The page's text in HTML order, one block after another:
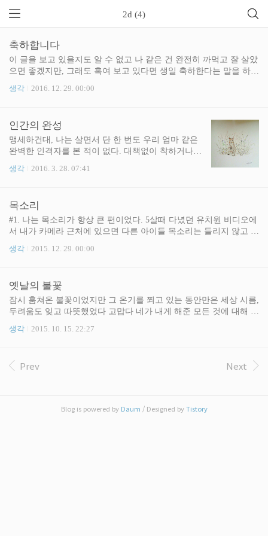
2d (4)
축하합니다
이 글을 보고 있을지도 알 수 없고 나 같은 건 완전히 까먹고 잘 살았
으면 좋겠지만, 그래도 혹여 보고 있다면 생일 축하한다는 말을 하고
럼 거지 발싸개 같은 놈한테 걸려서 맘 아플 일은 없었는지 항상 걱
글을 볼지 모르는 당신도 잘 견뎌내길. 건강하길.
생각 2016. 12. 29. 00:00
인간의 완성
맹세하건대, 나는 살면서 단 한 번도 우리 엄마 같은
완벽한 인격자를 본 적이 없다. 대책없이 착하거나
돌아가면서도 만인에게 사랑받을 수 밖에 없는 사람
다못해 동네 개마저도 엄마를 보면 삼시세끼 밥 챙겨
주는 주인을 버리고 달려오기 일쑤다. 엄마에게서 뿜
어져 나오는 사랑의 힘을 다들 피부로 느끼고 있기
말을 자주 떠올린다. 맞다. 우리 엄마는 옳은 방향으
로는 이젠 뭔가 마음이 전혀 움직이질 않는다는 이야
기를 했..
생각 2016. 3. 28. 07:41
목소리
#1. 나는 목소리가 항상 큰 편이었다. 5살때 다녔던 유치원 비디오에
서 내가 카메라 근처에 있으면 다른 아이들 목소리는 들리지 않고 내
그래서 나는 살면서 목이 쉬거나 메어 본 적이 단 한번도 없다. #2.
짓말처럼 나오지 않았다. 나오지 않던 목소리로 여러 번 반복해서 힘
겹게 쥐어짜내가며 이야기 했다. 헤어지자고. 미안하다고. 그 아픈
이야기를 반복해서 짜내야 했던 나도 힘들었지만, 여러 번 들어야만
더 이상은 슬퍼하지 않았으면 좋..
생각 2015. 12. 29. 00:00
옛날의 불꽃
잠시 훔쳐온 불꽃이었지만 그 온기를 쬐고 있는 동안만은 세상 시름,
두려움도 잊고 따뜻했었다 고맙다 네가 내게 해준 모든 것에 대해 주
생각 2015. 10. 15. 22:27
Prev Next
Blog is powered by Daum / Designed byTistory